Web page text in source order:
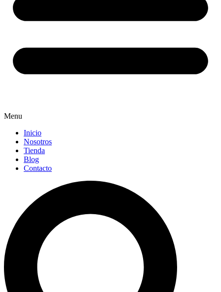
Menu
Inicio
Nosotros
Tienda
Blog
Contacto